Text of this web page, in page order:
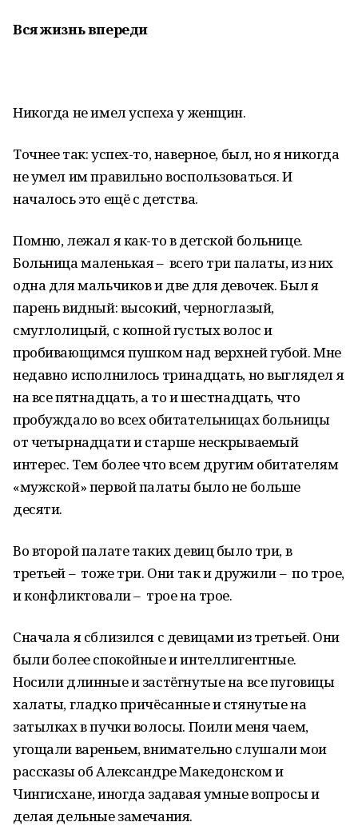
Вся жизнь впереди
Никогда не имел успеха у женщин.
Точнее так: успех-то, наверное, был, но я никогда
не умел им правильно воспользоваться. И
началось это ещё с детства.
Помню, лежал я как-то в детской больнице.
Больница маленькая – всего три палаты, из них
одна для мальчиков и две для девочек. Был я
парень видный: высокий, черноглазый,
смуглолицый, с копной густых волос и
пробивающимся пушком над верхней губой. Мне
недавно исполнилось тринадцать, но выглядел я
на все пятнадцать, а то и шестнадцать, что
пробуждало во всех обитательницах больницы
от четырнадцати и старше нескрываемый
интерес. Тем более что всем другим обитателям
«мужской» первой палаты было не больше
десяти.
Во второй палате таких девиц было три, в
третьей – тоже три. Они так и дружили – по трое,
и конфликтовали – трое на трое.
Сначала я сблизился с девицами из третьей. Они
были более спокойные и интеллигентные.
Носили длинные и застёгнутые на все пуговицы
халаты, гладко причёсанные и стянутые на
затылках в пучки волосы. Поили меня чаем,
угощали вареньем, внимательно слушали мои
рассказы об Александре Македонском и
Чингисхане, иногда задавая умные вопросы и
делая дельные замечания.